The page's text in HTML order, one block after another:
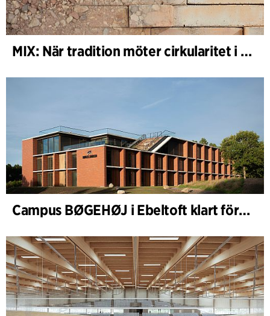
MIX: När tradition möter cirkularitet i arkitekturen
Campus BØGEHØJ i Ebeltoft klart för invigning: Unik träbyggnad färdigställd